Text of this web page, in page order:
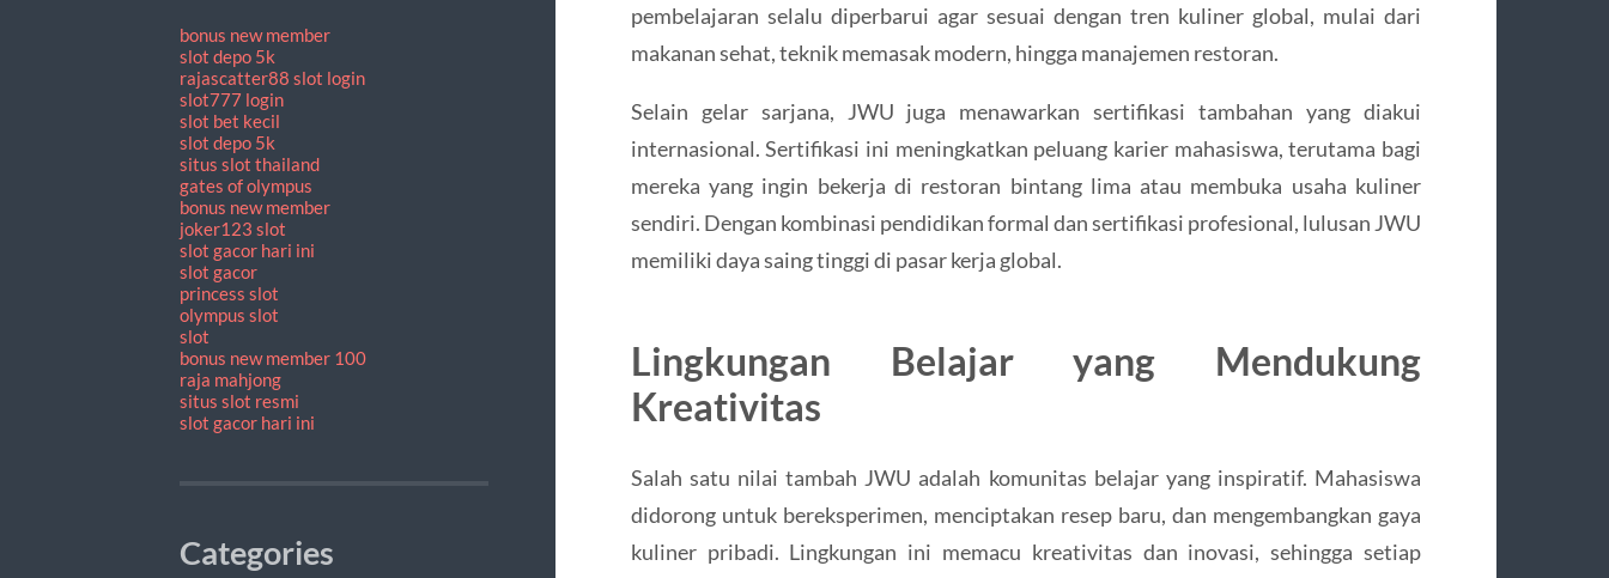
bonus new member
slot depo 5k
rajascatter88 slot login
slot777 login
slot bet kecil
slot depo 5k
situs slot thailand
gates of olympus
bonus new member
joker123 slot
slot gacor hari ini
slot gacor
princess slot
olympus slot
slot
bonus new member 100
raja mahjong
situs slot resmi
slot gacor hari ini
Categories
pembelajaran selalu diperbarui agar sesuai dengan tren kuliner global, mulai dari
makanan sehat, teknik memasak modern, hingga manajemen restoran.
Selain gelar sarjana, JWU juga menawarkan sertifikasi tambahan yang diakui
internasional. Sertifikasi ini meningkatkan peluang karier mahasiswa, terutama bagi
mereka yang ingin bekerja di restoran bintang lima atau membuka usaha kuliner
sendiri. Dengan kombinasi pendidikan formal dan sertifikasi profesional, lulusan JWU
memiliki daya saing tinggi di pasar kerja global.
Lingkungan Belajar yang Mendukung
Kreativitas
Salah satu nilai tambah JWU adalah komunitas belajar yang inspiratif. Mahasiswa
didorong untuk bereksperimen, menciptakan resep baru, dan mengembangkan gaya
kuliner pribadi. Lingkungan ini memacu kreativitas dan inovasi, sehingga setiap